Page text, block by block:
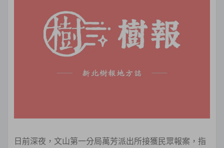
日前深夜，文山第一分局萬芳派出所接獲民眾報案，指